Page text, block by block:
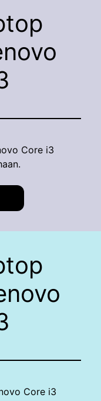
Core i3
Core i3